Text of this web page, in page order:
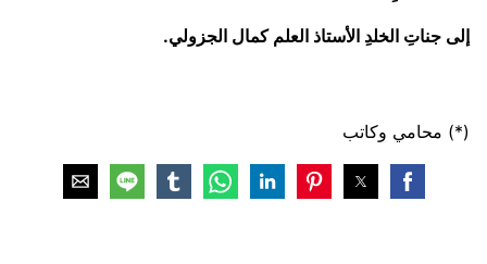
إلى جناتِ الخلدِ الأستاذ العلم كمال الجزولي.
(*) محامي وكاتب